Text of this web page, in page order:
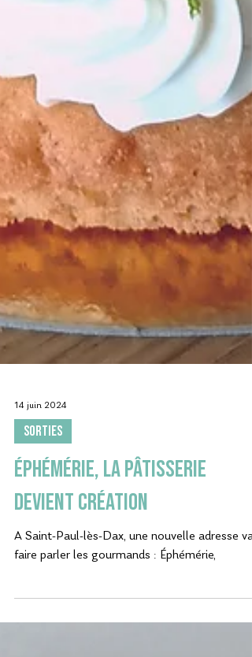
14 juin 2024
SORTIES
ÉPHÉMÉRIE, la pâtisserie
devient création